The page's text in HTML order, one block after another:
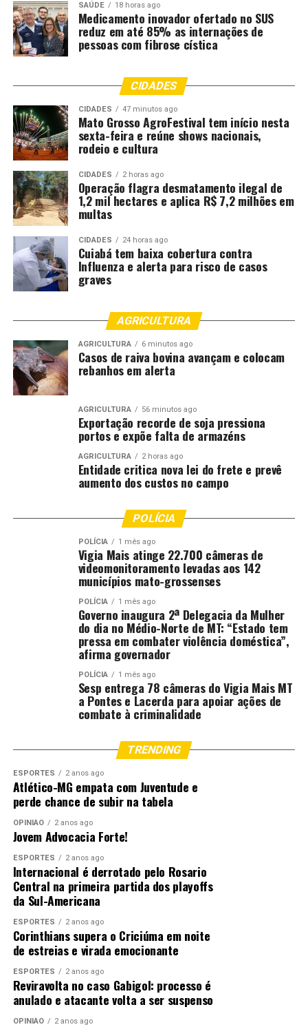
SAÚDE 18 horas ago
Medicamento inovador ofertado no SUS
reduz em até 85% as internações de
pessoas com fibrose cística
CIDADES
CIDADES 47 minutos ago
Mato Grosso AgroFestival tem início nesta
sexta-feira e reúne shows nacionais,
rodeio e cultura
CIDADES 2 horas ago
Operação flagra desmatamento ilegal de
1,2 mil hectares e aplica R$ 7,2 milhões em
multas
CIDADES 24 horas ago
Cuiabá tem baixa cobertura contra
Influenza e alerta para risco de casos
graves
AGRICULTURA
AGRICULTURA 6 minutos ago
Casos de raiva bovina avançam e colocam
rebanhos em alerta
AGRICULTURA 56 minutos ago
Exportação recorde de soja pressiona
portos e expõe falta de armazéns
AGRICULTURA 2 horas ago
Entidade critica nova lei do frete e prevê
aumento dos custos no campo
POLÍCIA
POLÍCIA 1 mês ago
Vigia Mais atinge 22.700 câmeras de
videomonitoramento levadas aos 142
municípios mato-grossenses
POLÍCIA 1 mês ago
Governo inaugura 2ª Delegacia da Mulher
do dia no Médio-Norte de MT: “Estado tem
pressa em combater violência doméstica”,
afirma governador
POLÍCIA 1 mês ago
Sesp entrega 78 câmeras do Vigia Mais MT
a Pontes e Lacerda para apoiar ações de
combate à criminalidade
TRENDING
ESPORTES 2 anos ago
Atlético-MG empata com Juventude e
perde chance de subir na tabela
OPINIÃO 2 anos ago
Jovem Advocacia Forte!
ESPORTES 2 anos ago
Internacional é derrotado pelo Rosario
Central na primeira partida dos playoffs
da Sul-Americana
ESPORTES 2 anos ago
Corinthians supera o Criciúma em noite
de estreias e virada emocionante
ESPORTES 2 anos ago
Reviravolta no caso Gabigol: processo é
anulado e atacante volta a ser suspenso
OPINIÃO 2 anos ago